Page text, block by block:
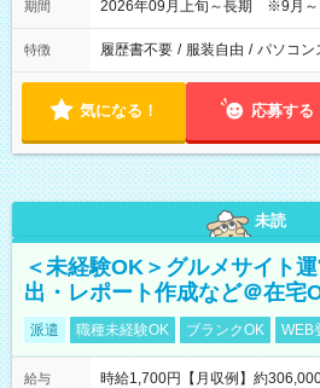
期間 2026年09月上旬～長期 ※9月～
特徴 履歴書不要 / 服装自由 / パソコン
気になる！ 応募する
未読
＜未経験OK＞グルメサイト
出・レポート作成など＠在宅
派遣 職種未経験OK ブランクOK WEB
給与
時給1,700円【月収例】約